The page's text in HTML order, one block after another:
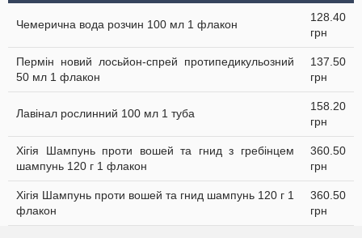
Чемерична вода розчин 100 мл 1 флакон
128.40
грн
Пермін новий лосьйон-спрей протипедикульозний
50 мл 1 флакон
137.50
грн
Лавінал рослинний 100 мл 1 туба
158.20
грн
Хігія Шампунь проти вошей та гнид з гребінцем
шампунь 120 г 1 флакон
360.50
грн
Хігія Шампунь проти вошей та гнид шампунь 120 г 1
флакон
360.50
грн